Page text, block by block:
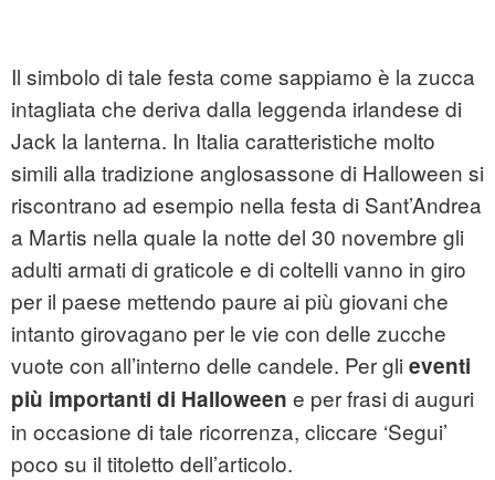
Il simbolo di tale festa come sappiamo è la zucca
intagliata che deriva dalla leggenda irlandese di
Jack la lanterna. In Italia caratteristiche molto
simili alla tradizione anglosassone di Halloween si
riscontrano ad esempio nella festa di Sant’Andrea
a Martis nella quale la notte del 30 novembre gli
adulti armati di graticole e di coltelli vanno in giro
per il paese mettendo paure ai più giovani che
intanto girovagano per le vie con delle zucche
vuote con all’interno delle candele. Per gli eventi
più importanti di Halloween e per frasi di auguri
in occasione di tale ricorrenza, cliccare ‘Segui’
poco su il titoletto dell’articolo.